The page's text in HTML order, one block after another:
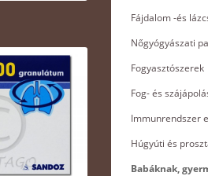
Fájdalom -és
Nőgyógyászati
Fogyasztószerek
Fog- és
Immunrendszer
Húgyúti és
Babáknak,